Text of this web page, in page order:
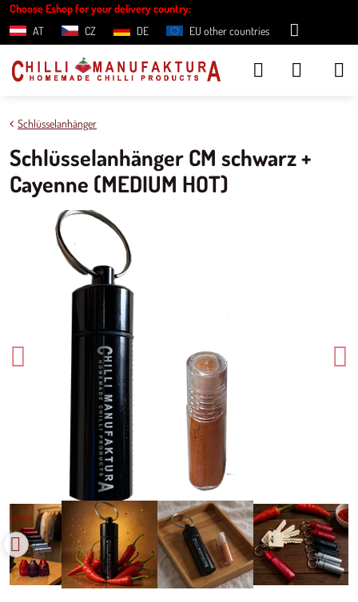
Choose Eshop for your delivery country:
AT
CZ DE EU other countries
Schlüsselanhänger
Schlüsselanhänger CM schwarz +
Cayenne (MEDIUM HOT)